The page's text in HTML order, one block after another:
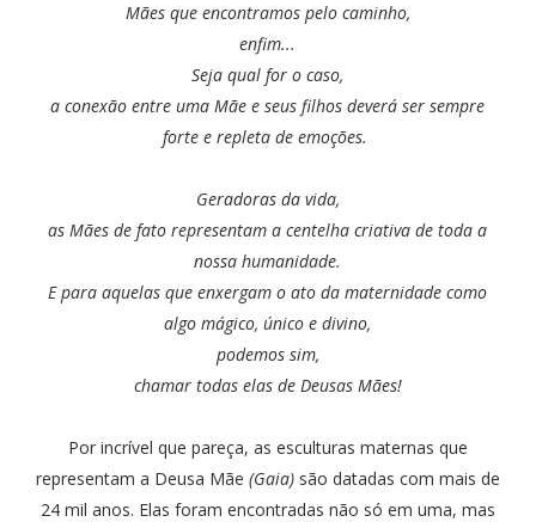
Mães que encontramos pelo caminho,
enfim...
Seja qual for o caso,
a conexão entre uma Mãe e seus filhos deverá ser sempre
forte e repleta de emoções.
Geradoras da vida,
as Mães de fato representam a centelha criativa de toda a
nossa humanidade.
E para aquelas que enxergam o ato da maternidade como
algo mágico, único e divino,
podemos sim,
chamar todas elas de Deusas Mães!
Por incrível que pareça, as esculturas maternas que
representam a Deusa Mãe (Gaia)são datadas com mais de
24 mil anos. Elas foram encontradas não só em uma, mas